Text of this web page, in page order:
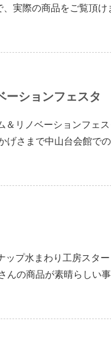
、実際の商品をご覧頂
ーションフェスタ
リノベーションフェ
げさまで中山台会館で
プ水まわり工房スタ
んの商品が素晴らしい